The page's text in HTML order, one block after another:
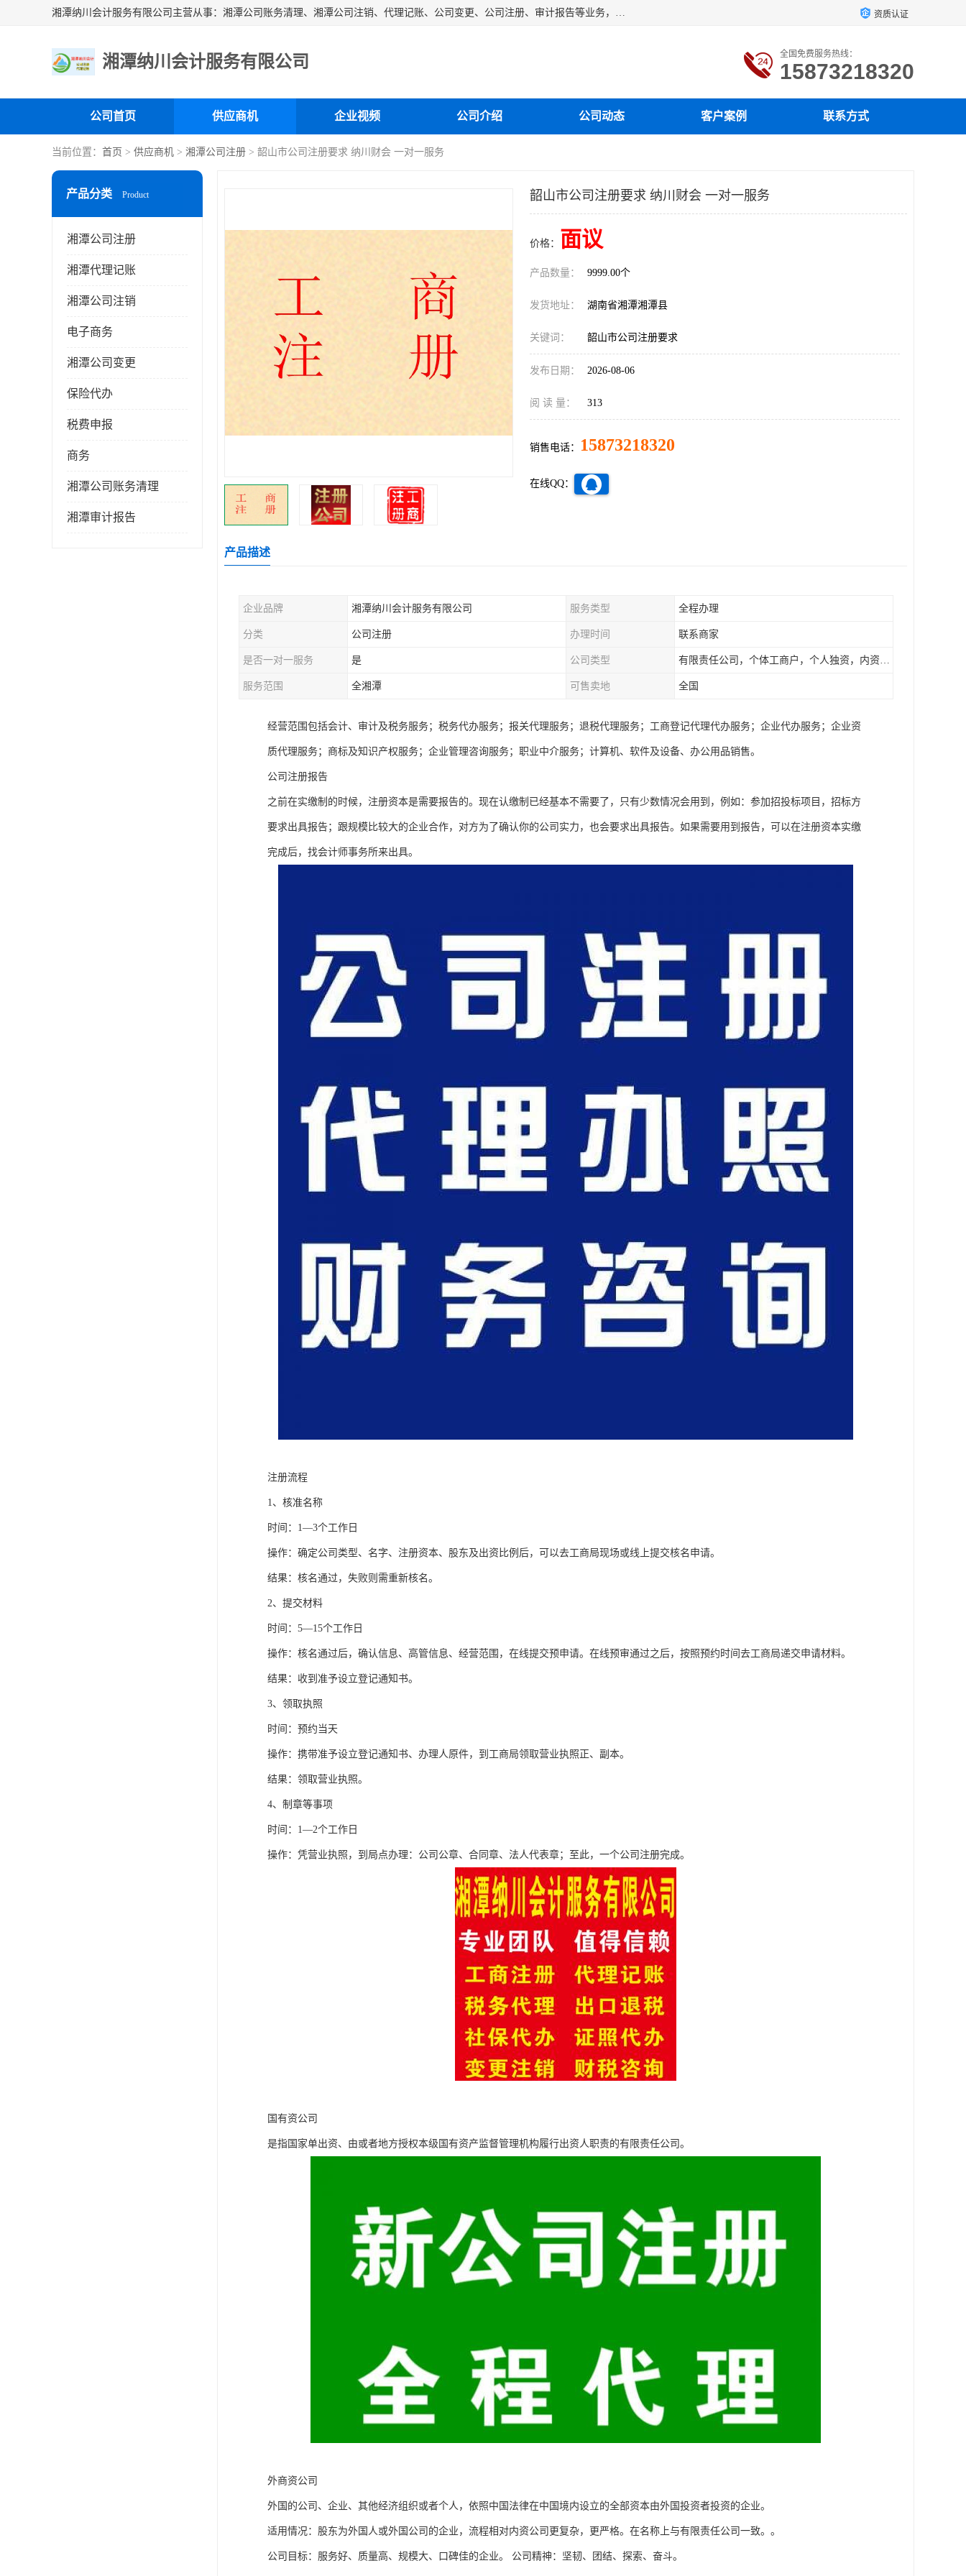
湘潭纳川会计服务有限公司主营从事：湘潭公司账务清理、湘潭公司注销、代理记账、公司变更、公司注册、审计报告等业务，公司设立有专门的代理注册部门，现有工商代办专员，部门经理从事工商代办多年，对各地区公司注册、公司变更、进出口业务等流程以及各行业公司注册、变更所需注意的细节都非常熟悉。 资质认证
湘潭纳川会计服务有限公司 全国免费服务热线：
15873218320
公司首页 供应商机 企业视频 公司介绍 公司动态 客户案例 联系方式
当前位置： 首页 > 供应商机 > 湘潭公司注册 > 韶山市公司注册要求 纳川财会 一对一服务
产品分类 Product
湘潭公司注册
湘潭代理记账
湘潭公司注销
电子商务
湘潭公司变更
保险代办
税费申报
商务
湘潭公司账务清理
湘潭审计报告
韶山市公司注册要求 纳川财会 一对一服务
价格： 面议
产品数量： 9999.00个
发货地址： 湖南省湘潭湘潭县
关键词： 韶山市公司注册要求
发布日期： 2026-08-06
阅 读 量： 313
销售电话： 15873218320
在线QQ：
产品描述
企业品牌 湘潭纳川会计服务有限公司 服务类型 全程办理
分类 公司注册 办理时间 联系商家
是否一对一服务 是 公司类型 有限责任公司，个体工商户，个人独资，内资，外资
服务范围 全湘潭 可售卖地 全国
经营范围包括会计、审计及税务服务；税务代办服务；报关代理服务；退税代理服务；工商登记代理代办服务；企业代办服务；企业资
质代理服务；商标及知识产权服务；企业管理咨询服务；职业中介服务；计算机、软件及设备、办公用品销售。
公司注册报告
之前在实缴制的时候，注册资本是需要报告的。现在认缴制已经基本不需要了，只有少数情况会用到，例如：参加招投标项目，招标方
要求出具报告；跟规模比较大的企业合作，对方为了确认你的公司实力，也会要求出具报告。如果需要用到报告，可以在注册资本实缴
完成后，找会计师事务所来出具。
注册流程
1、核准名称
时间：1—3个工作日
操作：确定公司类型、名字、注册资本、股东及出资比例后，可以去工商局现场或线上提交核名申请。
结果：核名通过，失败则需重新核名。
2、提交材料
时间：5—15个工作日
操作：核名通过后，确认信息、高管信息、经营范围，在线提交预申请。在线预审通过之后，按照预约时间去工商局递交申请材料。
结果：收到准予设立登记通知书。
3、领取执照
时间：预约当天
操作：携带准予设立登记通知书、办理人原件，到工商局领取营业执照正、副本。
结果：领取营业执照。
4、制章等事项
时间：1—2个工作日
操作：凭营业执照，到局点办理：公司公章、合同章、法人代表章；至此，一个公司注册完成。
国有资公司
是指国家单出资、由或者地方授权本级国有资产监督管理机构履行出资人职责的有限责任公司。
外商资公司
外国的公司、企业、其他经济组织或者个人，依照中国法律在中国境内设立的全部资本由外国投资者投资的企业。
适用情况：股东为外国人或外国公司的企业，流程相对内资公司更复杂，更严格。在名称上与有限责任公司一致。。
公司目标：服务好、质量高、规模大、口碑佳的企业。 公司精神：坚韧、团结、探索、奋斗。